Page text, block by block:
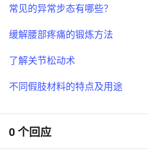
常见的异常步态有哪些？
缓解腰部疼痛的锻炼方法
了解关节松动术
不同假肢材料的特点及用途
0 个回应